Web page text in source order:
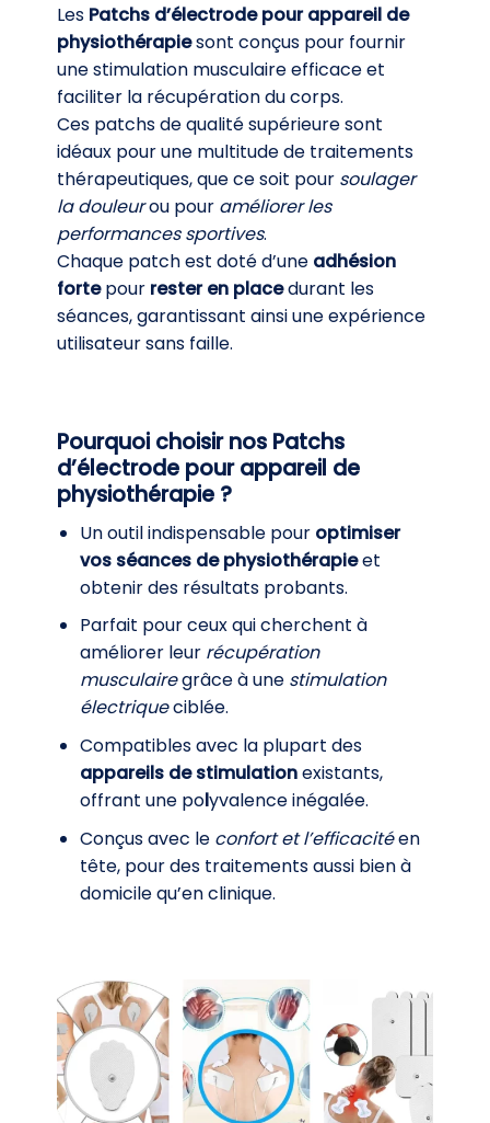
Les Patchs d’électrode pour appareil de
physiothérapiesont conçus pour fournir
une stimulation musculaire efficace et
faciliter la récupération du corps.
Ces patchs de qualité supérieure sont
idéaux pour une multitude de traitements
thérapeutiques, que ce soit pour soulager
la douleurou pour améliorer les
performances sportives.
Chaque patch est doté d’une adhésion
fortepour rester en placedurant les
séances, garantissant ainsi une expérience
utilisateur sans faille.
Pourquoi choisir nos Patchs
d’électrode pour appareil de
physiothérapie ?
Un outil indispensable pour optimiser
vos séances de physiothérapieet
obtenir des résultats probants.
Parfait pour ceux qui cherchent à
améliorer leur récupération
musculairegrâce à une stimulation
électriqueciblée.
Compatibles avec la plupart des
appareils de stimulationexistants,
offrant une polyvalence inégalée.
Conçus avec le confort et l’efficacitéen
tête, pour des traitements aussi bien à
domicile qu’en clinique.